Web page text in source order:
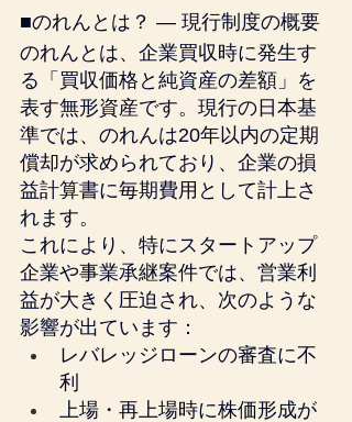
■のれんとは？ ― 現行制度の概要
のれんとは、企業買収時に発生す
る「買収価格と純資産の差額」を
表す無形資産です。現行の日本基
準では、のれんは20年以内の定期
償却が求められており、企業の損
益計算書に毎期費用として計上さ
れます。
これにより、特にスタートアップ
企業や事業承継案件では、営業利
益が大きく圧迫され、次のような
影響が出ています：
レバレッジローンの審査に不
利
上場・再上場時に株価形成が